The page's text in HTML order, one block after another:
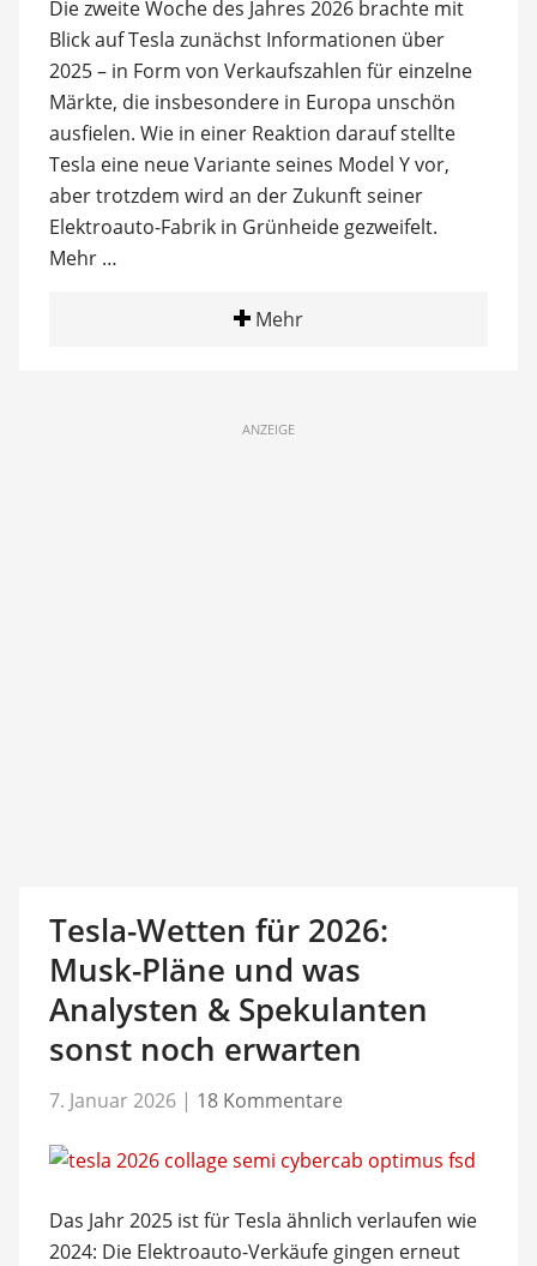
Die zweite Woche des Jahres 2026 brachte mit
Blick auf Tesla zunächst Informationen über
2025 – in Form von Verkaufszahlen für einzelne
Märkte, die insbesondere in Europa unschön
ausfielen. Wie in einer Reaktion darauf stellte
Tesla eine neue Variante seines Model Y vor,
aber trotzdem wird an der Zukunft seiner
Elektroauto-Fabrik in Grünheide gezweifelt.
Mehr …
Mehr
ANZEIGE
Tesla-Wetten für 2026:
Musk-Pläne und was
Analysten & Spekulanten
sonst noch erwarten
7. Januar 2026 | 18 Kommentare
Das Jahr 2025 ist für Tesla ähnlich verlaufen wie
2024: Die Elektroauto-Verkäufe gingen erneut